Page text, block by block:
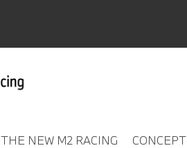
THE NEW M2 RACING CONCEPT